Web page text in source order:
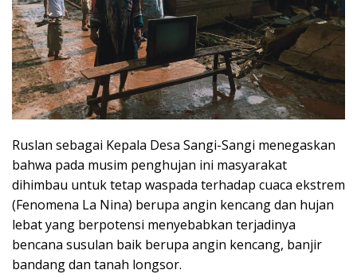
Ruslan sebagai Kepala Desa Sangi-Sangi menegaskan
bahwa pada musim penghujan ini masyarakat
dihimbau untuk tetap waspada terhadap cuaca ekstrem
(Fenomena La Nina) berupa angin kencang dan hujan
lebat yang berpotensi menyebabkan terjadinya
bencana susulan baik berupa angin kencang, banjir
bandang dan tanah longsor.